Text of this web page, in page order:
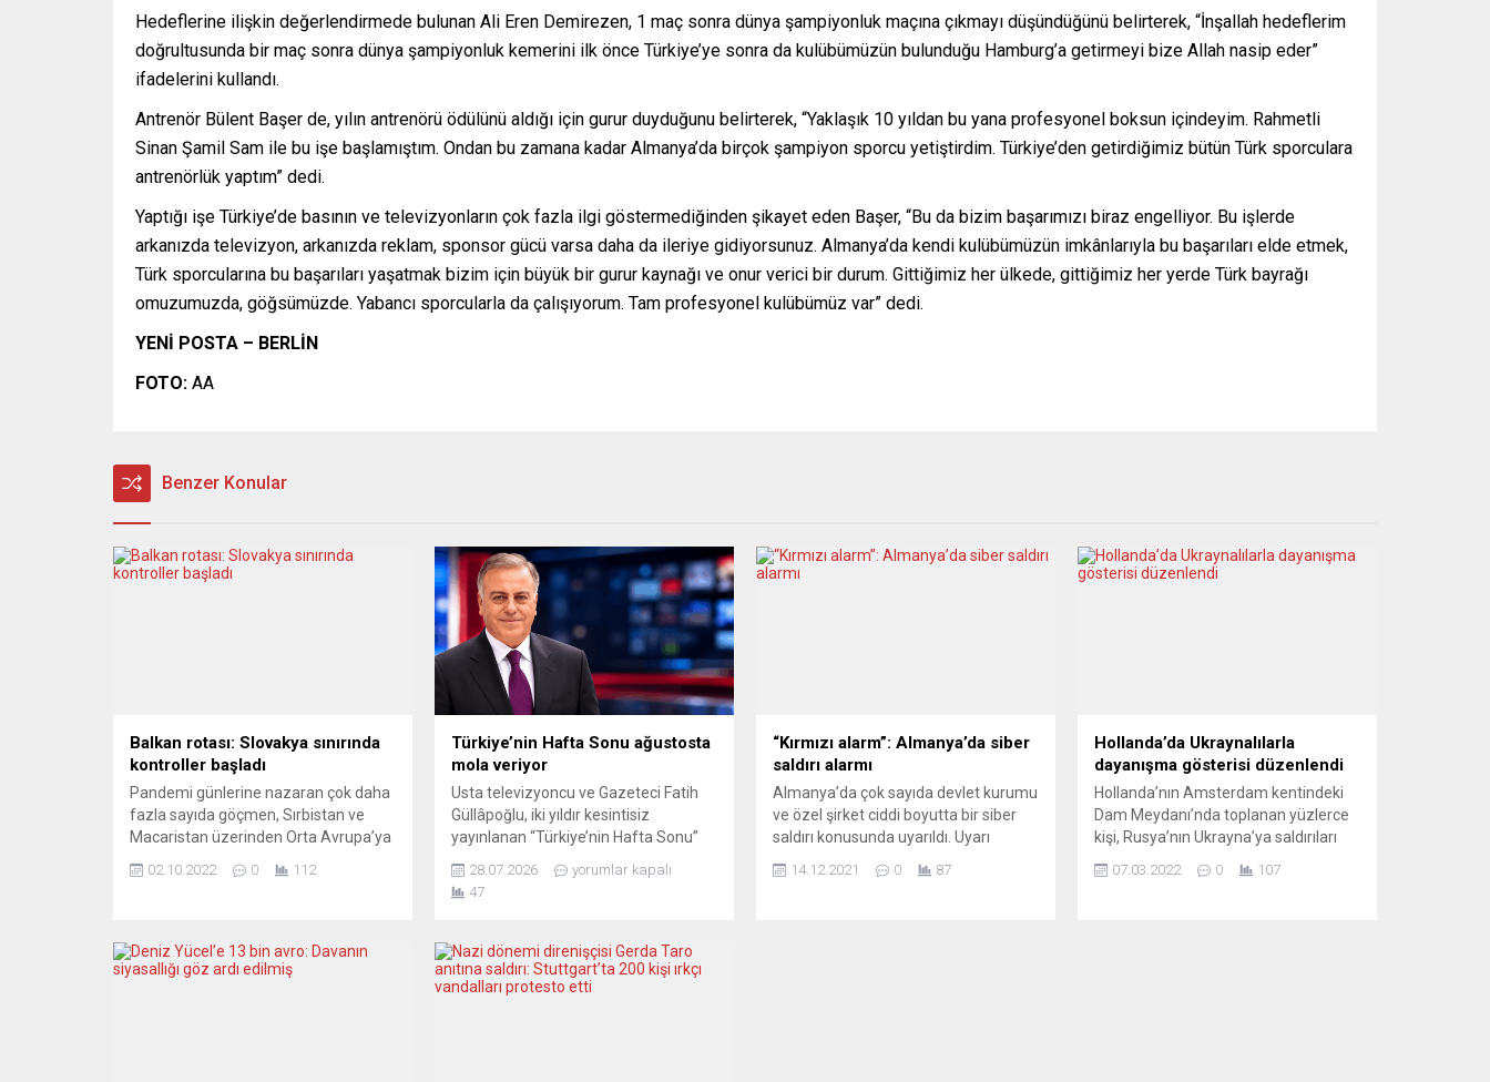
Hedeflerine ilişkin değerlendirmede bulunan Ali Eren Demirezen, 1 maç sonra dünya şampiyonluk maçına çıkmayı düşündüğünü belirterek, “İnşallah hedeflerim
doğrultusunda bir maç sonra dünya şampiyonluk kemerini ilk önce Türkiye’ye sonra da kulübümüzün bulunduğu Hamburg’a getirmeyi bize Allah nasip eder”
ifadelerini kullandı.
Antrenör Bülent Başer de, yılın antrenörü ödülünü aldığı için gurur duyduğunu belirterek, “Yaklaşık 10 yıldan bu yana profesyonel boksun içindeyim. Rahmetli
Sinan Şamil Sam ile bu işe başlamıştım. Ondan bu zamana kadar Almanya’da birçok şampiyon sporcu yetiştirdim. Türkiye’den getirdiğimiz bütün Türk sporculara
antrenörlük yaptım” dedi.
Yaptığı işe Türkiye’de basının ve televizyonların çok fazla ilgi göstermediğinden şikayet eden Başer, “Bu da bizim başarımızı biraz engelliyor. Bu işlerde
arkanızda televizyon, arkanızda reklam, sponsor gücü varsa daha da ileriye gidiyorsunuz. Almanya’da kendi kulübümüzün imkânlarıyla bu başarıları elde etmek,
Türk sporcularına bu başarıları yaşatmak bizim için büyük bir gurur kaynağı ve onur verici bir durum. Gittiğimiz her ülkede, gittiğimiz her yerde Türk bayrağı
omuzumuzda, göğsümüzde. Yabancı sporcularla da çalışıyorum. Tam profesyonel kulübümüz var” dedi.
YENİ POSTA – BERLİN
FOTO: AA
Benzer Konular
Balkan rotası: Slovakya sınırında
kontroller başladı
Pandemi günlerine nazaran çok daha
fazla sayıda göçmen, Sırbistan ve
Macaristan üzerinden Orta Avrupa’ya
durum karşısında Avusturya ve Çekya,
Slovakya’yla olan sınırlarında
kontroller başlattı. Yaşanan
02.10.2022 0 112
Türkiye’nin Hafta Sonu ağustosta
mola veriyor
Usta televizyoncu ve Gazeteci Fatih
Güllâpoğlu, iki yıldır kesintisiz
yayınlanan “Türkiye’nin Hafta Sonu”
ara vereceğini açıkladı. Güllâpoğlu,
açıklamasında programın başarısında
program partnerlerine, yurt dışı
temsilcilerine ve izleyicilere teşekkür
etti. Programın sunucusu Fatih
28.07.2026
yorumlar kapalı
47
“Kırmızı alarm”: Almanya’da siber
saldırı alarmı
Almanya’da çok sayıda devlet kurumu
ve özel şirket ciddi boyutta bir siber
saldırı konusunda uyarıldı. Uyarı
alarma geçti. Federal Almanya’da
14.12.2021 0 87
Hollanda’da Ukraynalılarla
dayanışma gösterisi düzenlendi
Hollanda’nın Amsterdam kentindeki
Dam Meydanı’nda toplanan yüzlerce
kişi, Rusya’nın Ukrayna’ya saldırıları
Ukraynalılarla dayanışma gösterisi
07.03.2022 0 107